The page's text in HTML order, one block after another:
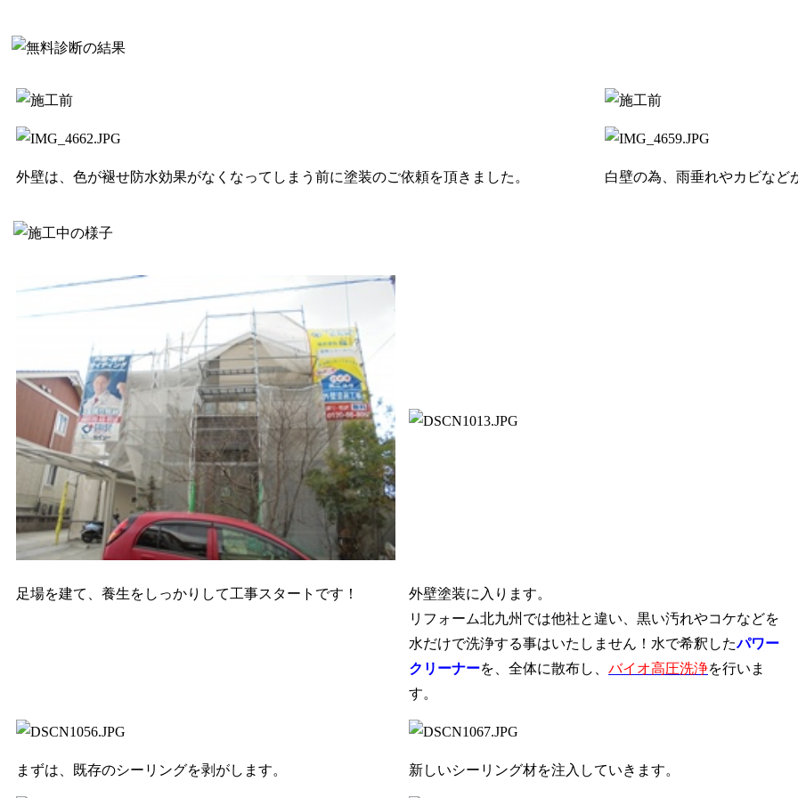
外壁は、色が褪せ防水効果がなくなってしまう前に塗装のご依頼を頂きました。 白壁の為、雨垂れやカビなど
足場を建て、養生をしっかりして工事スタートです！
外壁塗装に入ります。
リフォーム北九州では他社と違い、黒い汚れやコケなどを
水だけで洗浄する事はいたしません！水で希釈したパワー
クリーナーを、全体に散布し、 バイオ高圧洗浄を行いま
す。
まずは、既存のシーリングを剥がします。 新しいシーリング材を注入していきます。